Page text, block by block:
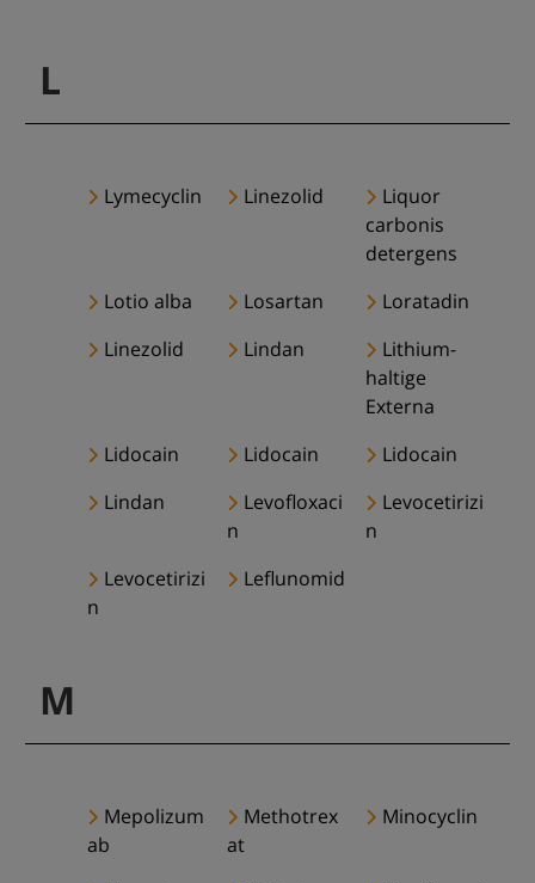
L
Lymecyclin Linezolid
Liquor
carbonis
detergens
Lotio alba
Losartan
Loratadin
Linezolid
Lindan
Lithium-
haltige
Externa
Lidocain
Lidocain
Lidocain
Lindan
Levofloxaci
n
Levocetirizi
n
Levocetirizi
n
Leflunomid
M
Mepolizum
ab
Methotrex
at
Minocyclin